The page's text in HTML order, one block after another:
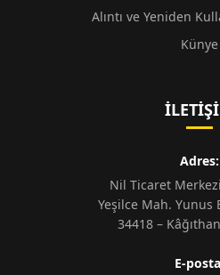
Alıntı ve Yeniden
Künye
Adres:
Nil Ticaret
Yeşilce Mah. Yunus
34418 –
E-